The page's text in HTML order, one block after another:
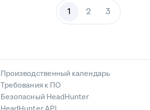
1 2 3
Производственный календарь
Требования к ПО
Безопасный HeadHunter